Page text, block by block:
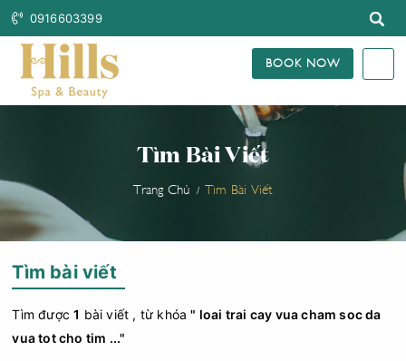
0916603399
BOOK NOW
Tìm Bài Viết
Trang Chủ Tìm Bài Viết
Tìm bài viết
Tìm được1 bài viết , từ khóa" loai trai cay vua cham soc da
vua tot cho tim ..."